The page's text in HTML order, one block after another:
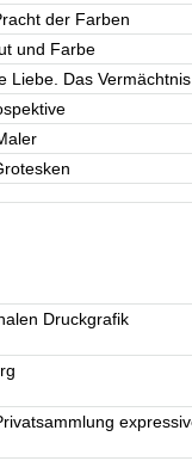
der Farben
und Farbe
Liebe. Das
Druckgrafik